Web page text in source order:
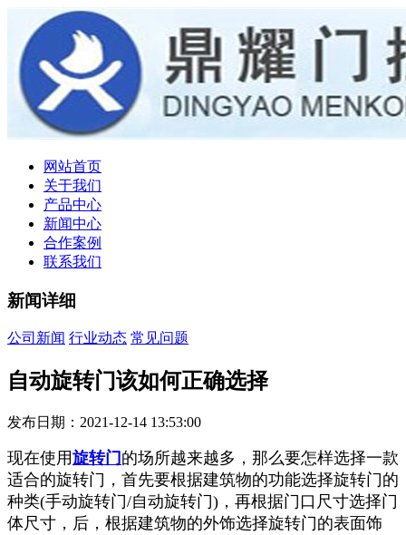
网站首页
关于我们
产品中心
新闻中心
合作案例
联系我们
新闻详细
公司新闻 行业动态 常见问题
自动旋转门该如何正确选择
发布日期：2021-12-14 13:53:00
现在使用旋转门 的场所越来越多，那么要怎样选择一款
适合的旋转门，首先要根据建筑物的功能选择旋转门的
种类(手动旋转门/自动旋转门)，再根据门口尺寸选择门
体尺寸，后，根据建筑物的外饰选择旋转门的表面饰